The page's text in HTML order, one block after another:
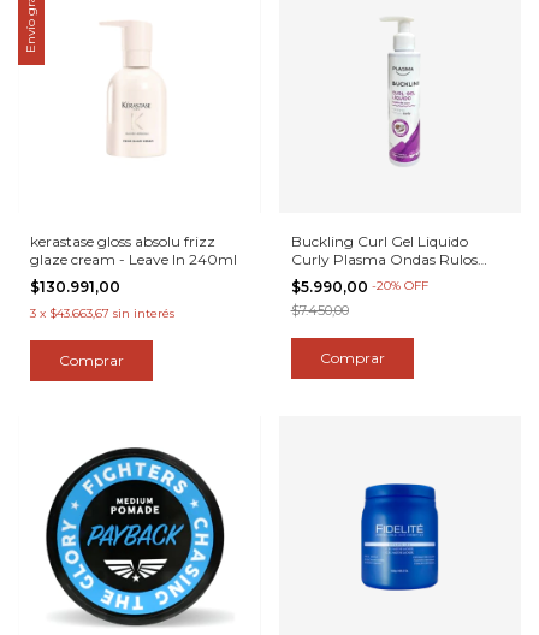
Envío gratis
kerastase gloss absolu frizz
glaze cream - Leave In 240ml
$130.991,00
3 x $43.663,67 sin interés
Buckling Curl Gel Liquido
Curly Plasma Ondas Rulos
Rizos
$5.990,00 -20% OFF
$7.450,00